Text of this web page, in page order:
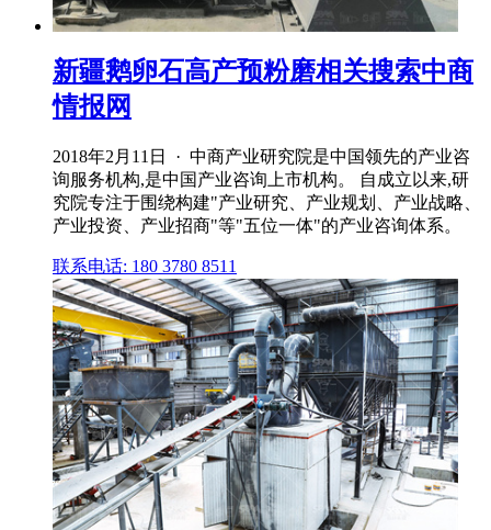
新疆鹅卵石高产预粉磨相关搜索中商
情报网
2018年2月11日 · 中商产业研究院是中国领先的产业咨
询服务机构,是中国产业咨询上市机构。 自成立以来,研
究院专注于围绕构建"产业研究、产业规划、产业战略、
产业投资、产业招商"等"五位一体"的产业咨询体系。
联系电话: 180 3780 8511